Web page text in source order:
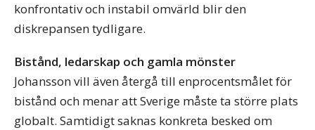
konfrontativ och instabil omvärld blir den
diskrepansen tydligare.
Bistånd, ledarskap och gamla mönster
Johansson vill även återgå till enprocentsmålet för
bistånd och menar att Sverige måste ta större plats
globalt. Samtidigt saknas konkreta besked om